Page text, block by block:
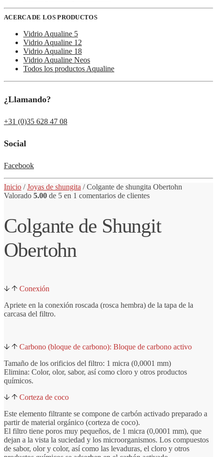
ACERCA DE LOS PRODUCTOS
Vidrio Aqualine 5
Vidrio Aqualine 12
Vidrio Aqualine 18
Vidrio Aqualine Neos
Todos los productos Aqualine
¿Llamando?
+31 (0)35 628 47 08
Social
Facebook
Inicio /Joyas de shungita /Colgante de shungita Obertohn
Valorado 5.00 de 5 en 1 comentarios de clientes
Colgante de Shungit
Obertohn
Conexión
Apriete en la conexión roscada (rosca hembra) de la tapa de la
carcasa del filtro.
Carbono (bloque de carbono): Bloque de carbono activo
Tamaño de los orificios del filtro: 1 micra (0,0001 mm)
Elimina: Color, olor, sabor, así como cloro y otros productos
químicos.
Corteza de coco
Este elemento filtrante se compone de carbón activado preparado a
partir de material orgánico (corteza de coco).
El filtro tiene poros muy pequeños, de 1 micra (0,0001 mm), que
dejan a la vista la suciedad y los microorganismos. Los compuestos
de sabor, olor y color, así como las levaduras, el cloro y otros